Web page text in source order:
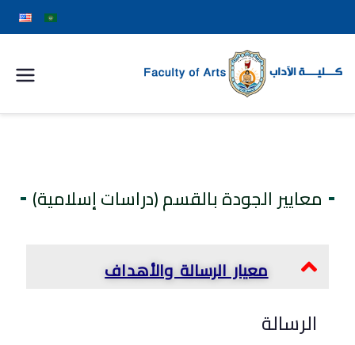
جامعة
سوهاج
معايير الجودة بالقسم (دراسات إسلامية)
معيار الرسالة والأهداف
الرسالة